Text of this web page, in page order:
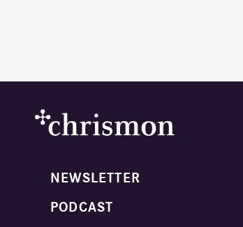
NEWSLETTER
PODCAST